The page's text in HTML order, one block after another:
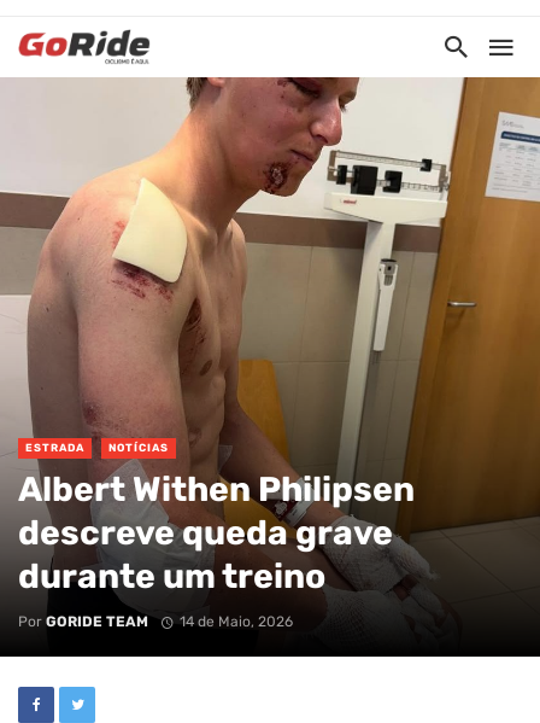
ESTRADA NOTÍCIAS
Albert Withen Philipsen
descreve queda grave
durante um treino
Por GORIDE TEAM 14 de Maio, 2026